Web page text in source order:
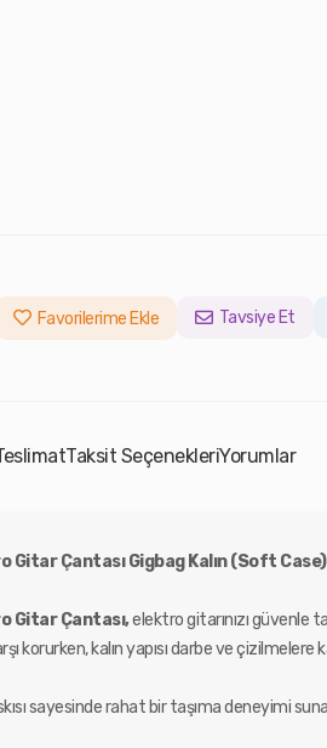
Favorilerime Ekle Tavsiye Et
Taksit SeçenekleriYorumlar
Çantası Gigbag Kalın (Soft Case)
Gitar Çantası,elektro gitarınızı güvenle
korurken, kalın yapısı darbe ve çizilmelere
sayesinde rahat bir taşıma deneyimi